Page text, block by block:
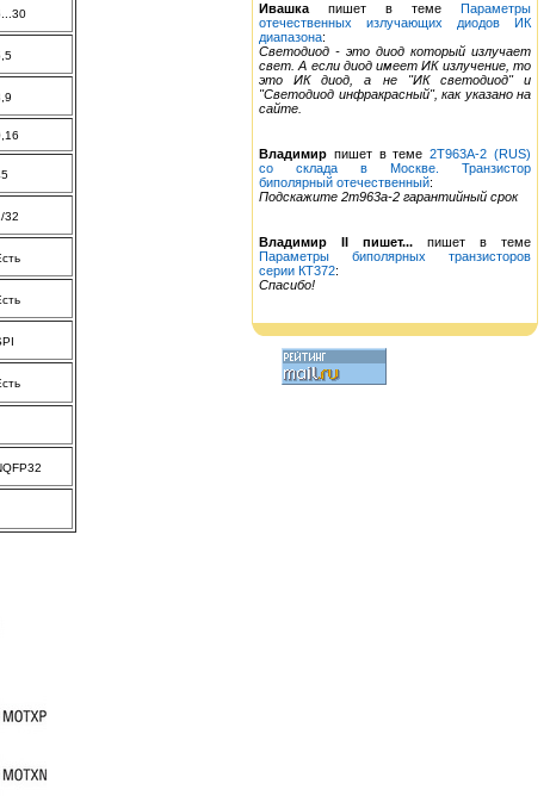
Ивашка пишет в теме Параметры
отечественных излучающих диодов ИК
диапазона:
Светодиод - это диод который излучает
свет. А если диод имеет ИК излучение, то
это ИК диод, а не "ИК светодиод" и
"Светодиод инфракрасный", как указано на
сайте.
Владимир пишет в теме2Т963А-2 (RUS)
со склада в Москве. Транзистор
биполярный отечественный:
Подскажите 2т963а-2 гарантийный срок
Владимир II пишет... пишет в теме
Параметры биполярных транзисторов
серии КТ372:
Спасибо!
32